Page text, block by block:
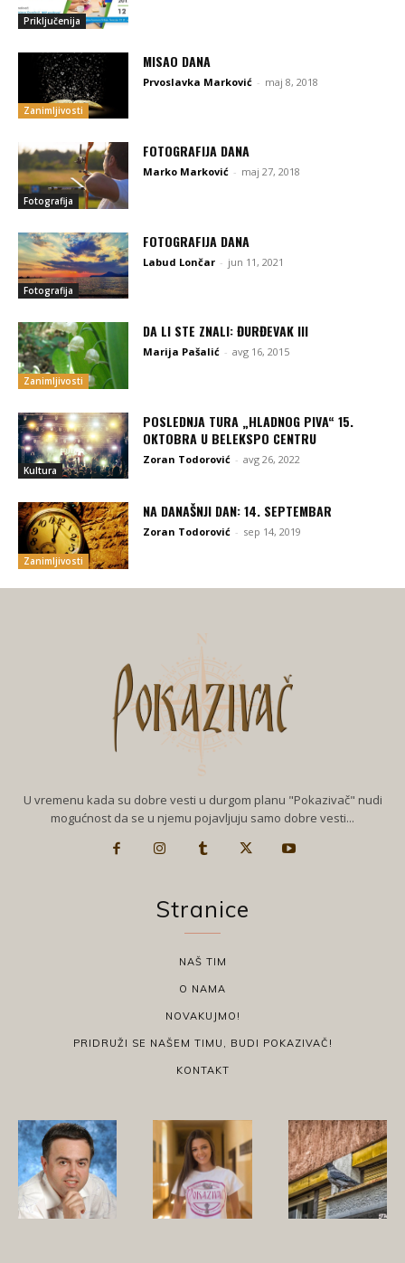
Priključenija
Zanimljivosti
MISAO DANA
Prvoslavka Marković - maj 8, 2018
Fotografija
FOTOGRAFIJA DANA
Marko Marković - maj 27, 2018
Fotografija
FOTOGRAFIJA DANA
Labud Lončar - jun 11, 2021
Zanimljivosti
DA LI STE ZNALI: ĐURĐEVAK III
Marija Pašalić - avg 16, 2015
Kultura
POSLEDNJA TURA „HLADNOG PIVA“ 15.
OKTOBRA U BELEKSPO CENTRU
Zoran Todorović - avg 26, 2022
Zanimljivosti
NA DANAŠNJI DAN: 14. SEPTEMBAR
Zoran Todorović - sep 14, 2019
U vremenu kada su dobre vesti u durgom planu "Pokazivač" nudi
mogućnost da se u njemu pojavljuju samo dobre vesti...
Stranice
NAŠ TIM
O NAMA
NOVAKUJMO!
PRIDRUŽI SE NAŠEM TIMU, BUDI POKAZIVAČ!
KONTAKT